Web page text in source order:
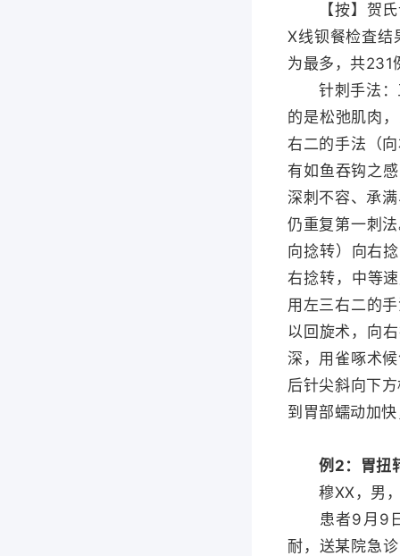
【按】贺氏认
X线钡餐检査
为最多，共231
针刺手法：三
的是松弛肌肉
右二的手法（
有如鱼吞钩之
深刺不容、承
仍重复第一刺
向捻转）向右
右捻转，中等
用左三右二的
以回旋术，向
深，用雀啄术
后针尖斜向下
到胃部蠕动加
例2：胃扭
穆XX，男，
患者9月9日
耐，送某院急